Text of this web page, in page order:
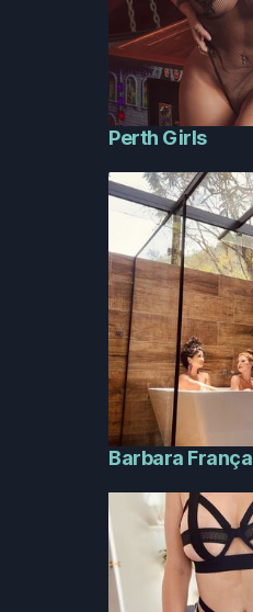
Perth Girls
Barbara França